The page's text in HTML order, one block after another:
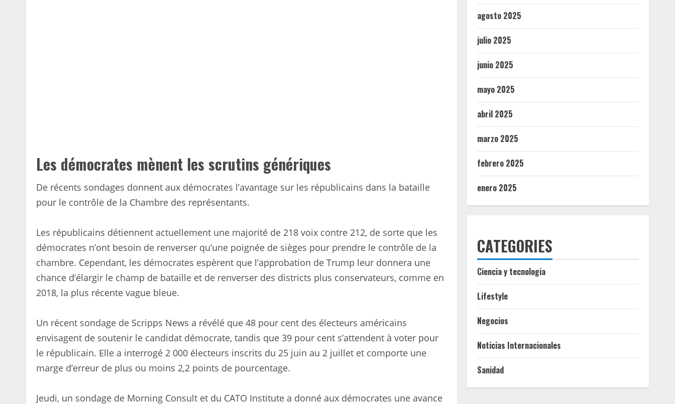
Les démocrates mènent les scrutins génériques
De récents sondages donnent aux démocrates l’avantage sur les républicains dans la bataille
pour le contrôle de la Chambre des représentants.
Les républicains détiennent actuellement une majorité de 218 voix contre 212, de sorte que les
démocrates n’ont besoin de renverser qu’une poignée de sièges pour prendre le contrôle de la
chambre. Cependant, les démocrates espèrent que l’approbation de Trump leur donnera une
chance d’élargir le champ de bataille et de renverser des districts plus conservateurs, comme en
2018, la plus récente vague bleue.
Un récent sondage de Scripps News a révélé que 48 pour cent des électeurs américains
envisagent de soutenir le candidat démocrate, tandis que 39 pour cent s’attendent à voter pour
le républicain. Elle a interrogé 2 000 électeurs inscrits du 25 juin au 2 juillet et comporte une
marge d’erreur de plus ou moins 2,2 points de pourcentage.
Jeudi, un sondage de Morning Consult et du CATO Institute a donné aux démocrates une avance
agosto 2025
julio 2025
junio 2025
mayo 2025
abril 2025
marzo 2025
febrero 2025
enero 2025
CATEGORIES
Ciencia y tecnologia
Lifestyle
Negocios
Noticias Internacionales
Sanidad